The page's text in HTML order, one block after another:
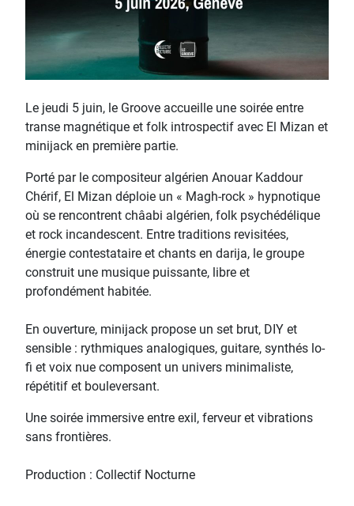
Le jeudi 5 juin, le Groove accueille une soirée entre
transe magnétique et folk introspectif avec El Mizan et
minijack en première partie.
Porté par le compositeur algérien Anouar Kaddour
Chérif, El Mizan déploie un « Magh-rock » hypnotique
où se rencontrent châabi algérien, folk psychédélique
et rock incandescent. Entre traditions revisitées,
énergie contestataire et chants en darija, le groupe
construit une musique puissante, libre et
profondément habitée.
En ouverture, minijack propose un set brut, DIY et
sensible : rythmiques analogiques, guitare, synthés lo-
fi et voix nue composent un univers minimaliste,
répétitif et bouleversant.
Une soirée immersive entre exil, ferveur et vibrations
sans frontières.
Production : Collectif Nocturne